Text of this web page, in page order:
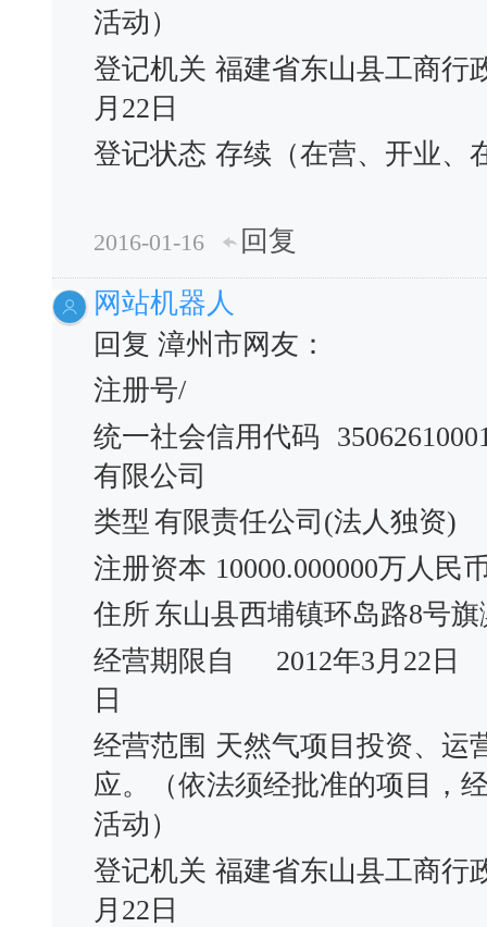
活动）
登记机关 福建省东山县工商行
月22日
登记状态 存续（在营、开业、
2016-01-16
回复
网站机器人
回复 漳州市网友：
注册号/
统一社会信用代码
有限公司
类型 有限责任公司(法人独资)
注册资本 10000.000000万人民
住所 东山县西埔镇环岛路8号
经营期限自
2012年3月22日
日
经营范围 天然气项目投资、运
应。（依法须经批准的项目，
活动）
登记机关 福建省东山县工商行
月22日